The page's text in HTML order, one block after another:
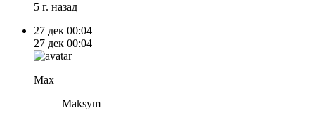
5 г. назад
27 дек 00:04
27 дек 00:04
Max
Maksym